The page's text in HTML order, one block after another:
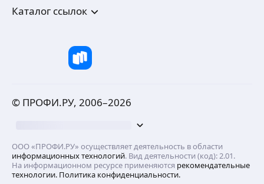
Каталог ссылок
© ПРОФИ.РУ, 2006–2026
ООО «ПРОФИ.РУ» осуществляет деятельность в области
информационных технологий. Вид деятельности (код): 2.01.
На информационном ресурсе применяются рекомендательные
технологии. Политика конфиденциальности.